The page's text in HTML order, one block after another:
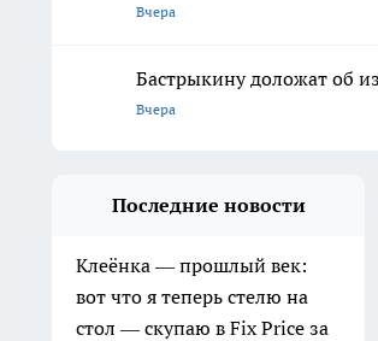
Вчера
Бастрыкину доложат об
Вчера
Последние новости
Клеёнка — прошлый век:
вот что я теперь стелю на
стол — скупаю в Fix Price за